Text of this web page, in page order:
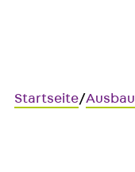
Startseite/Ausbau